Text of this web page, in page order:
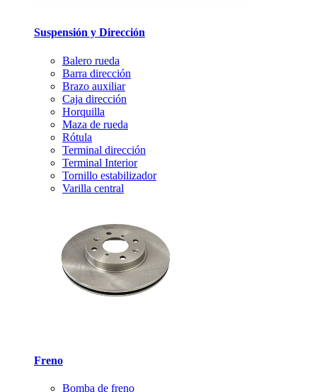
Suspensión y Dirección
Balero rueda
Barra dirección
Brazo auxiliar
Caja dirección
Horquilla
Maza de rueda
Rótula
Terminal dirección
Terminal Interior
Tornillo estabilizador
Varilla central
Freno
Bomba de freno